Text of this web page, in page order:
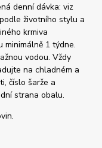
denní dávka: viz
životního stylu a
krmiva
minimálně 1 týdne.
vodou. Vždy
na chladném a
číslo šarže a
strana obalu.